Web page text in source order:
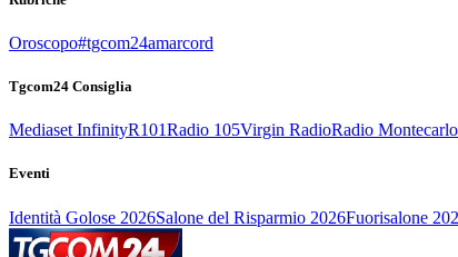
Oroscopo#tgcom24amarcord
Tgcom24 Consiglia
Mediaset InfinityR101Radio 105Virgin RadioRadio Montecarlo
Eventi
Identità Golose 2026Salone del Risparmio 2026Fuorisalone